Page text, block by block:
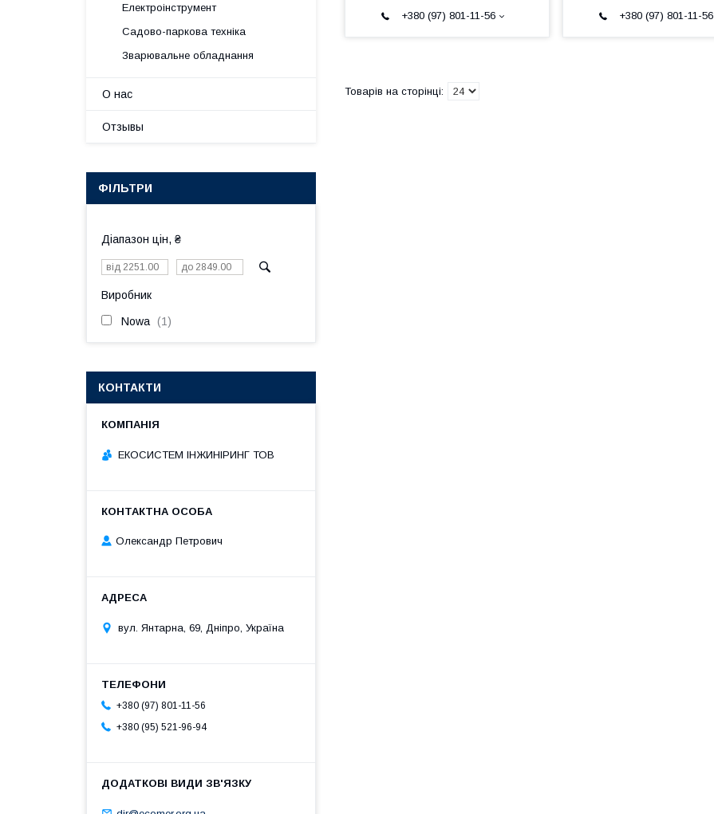
+380 (97) 801-11-56 +380 (97) 801-11-56
Електроінструмент
Садово-паркова техніка
Зварювальне обладнання
О нас
Отзывы
ФІЛЬТРИ
Діапазон цін, ₴
Виробник
Nowa 1
КОНТАКТИ
ЕКОСИСТЕМ ІНЖИНІРИНГ ТОВ
Олександр Петрович
вул. Янтарна, 69, Дніпро, Україна
+380 (97) 801-11-56
+380 (95) 521-96-94